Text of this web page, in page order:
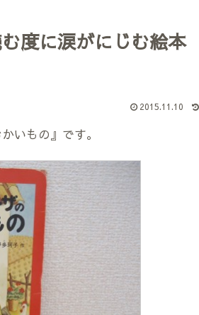
度に涙がにじむ絵本
2015.11.10
いもの』です。